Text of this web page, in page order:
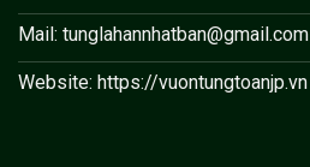
Mail: tunglahannhatban@gmail.com
Website: https://vuontungtoanjp.vn